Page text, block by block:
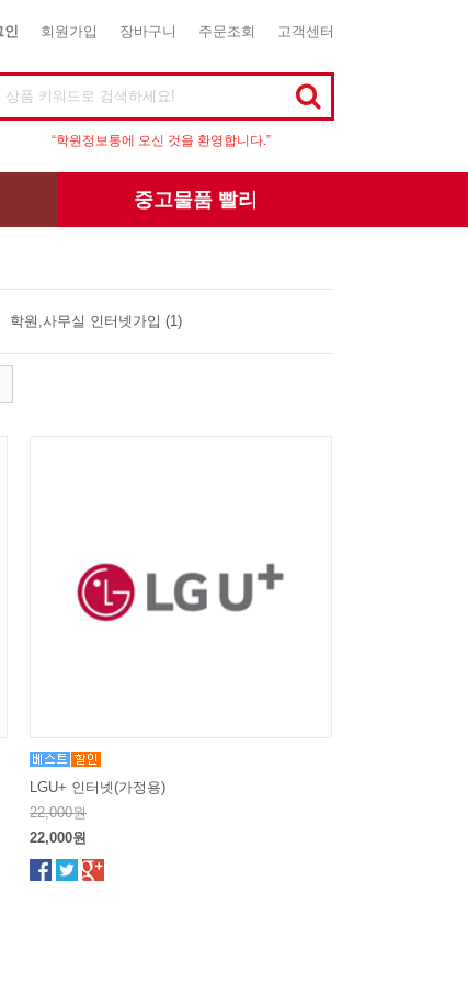
인 회원가입 장바구니 주문조회 고객센터
“학원정보통에 오신 것을 환영합니다.”
중고물품 빨리
학원,사무실 인터넷가입 (1)
LGU+ 인터넷(가정용)
22,000원
22,000원